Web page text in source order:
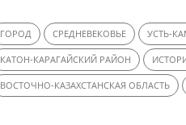
ГОРОД СРЕДНЕВЕКОВЬЕ УСТЬ-
КАТОН-КАРАГАЙСКИЙ РАЙОН
ВОСТОЧНО-КАЗАХСТАНСКАЯ ОБЛАСТЬ